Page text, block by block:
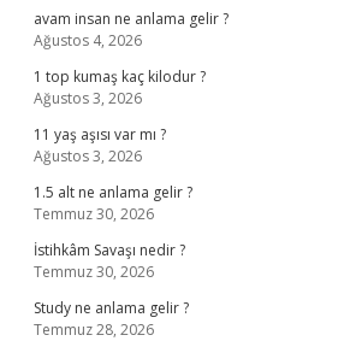
avam insan ne anlama gelir ?
Ağustos 4, 2026
1 top kumaş kaç kilodur ?
Ağustos 3, 2026
11 yaş aşısı var mı ?
Ağustos 3, 2026
1.5 alt ne anlama gelir ?
Temmuz 30, 2026
İstihkâm Savaşı nedir ?
Temmuz 30, 2026
Study ne anlama gelir ?
Temmuz 28, 2026